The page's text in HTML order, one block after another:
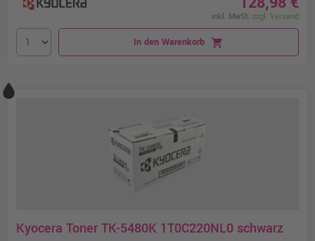
inkl. MwSt. zzgl. Versand
In den Warenkorb shopping_cart
Kyocera Toner TK-5480K 1T0C220NL0 schwarz